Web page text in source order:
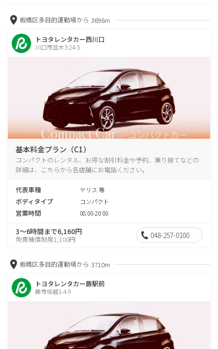
板橋区多目的運動場から 3696m
トヨタレンタカー西川口
川口市並木3-24-5
基本料金プラン（C1）
コンパクトのレンタル、お得な割引料金や予約、乗り捨てなどの
詳細は、こちらから各店舗にお電話ください。
代表車種 ヤリス 等
ボディタイプ コンパクト
営業時間 08:00-20:00
3～6時間まで6,160円
免責補償制度1,100円 048-257-0100
板橋区多目的運動場から 3710m
トヨタレンタカー蕨駅前
蕨市塚越1-4-9